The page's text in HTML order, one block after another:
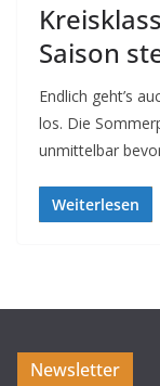
Saison
Endlich geht’s
los. Die
unmittelbar
Weiterlesen
Newsletter